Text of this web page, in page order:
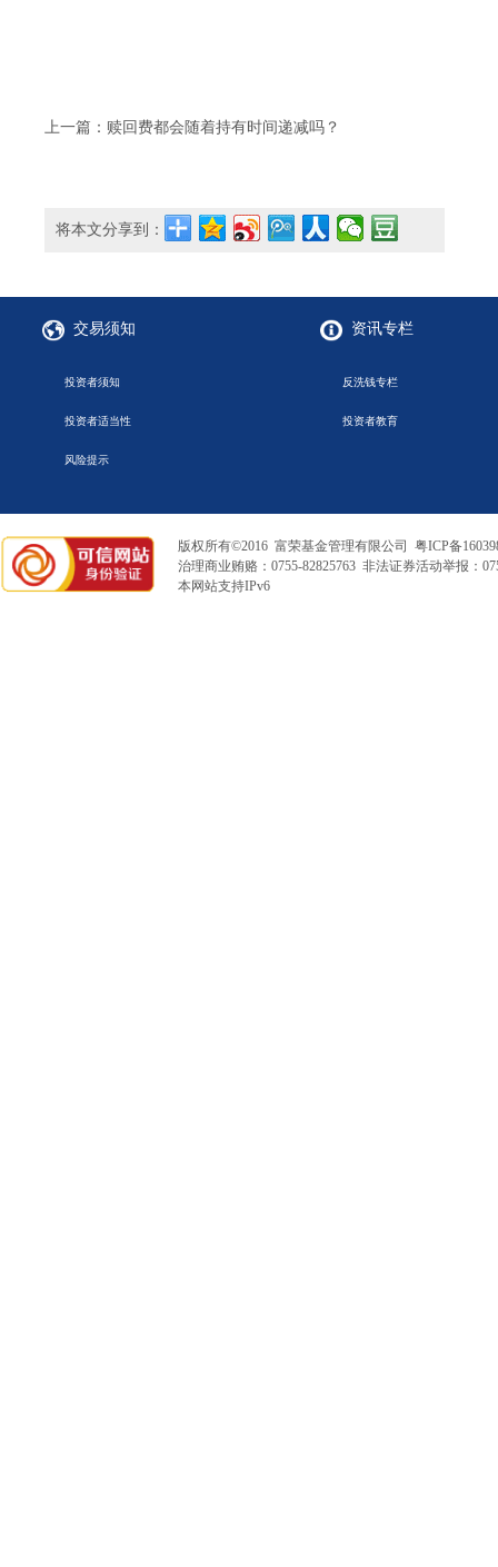
上一篇：赎回费都会随着持有时间递减吗？
将本文分享到：
交易须知
投资者须知
投资者适当性
风险提示
资讯专栏
反洗钱专栏
投资者教育
版权所有©2016 富荣基金管理有限公司 粤ICP备
治理商业贿赂：0755-82825763 非法证券活动举报：
本网站支持IPv6